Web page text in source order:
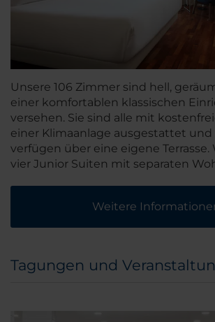
Unsere 106 Zimmer sind hell,
einer komfortablen klassischen
versehen. Sie sind alle mit
einer Klimaanlage ausgestattet
verfügen über eine eigene
vier Junior Suiten mit separaten
Weitere
Tagungen und